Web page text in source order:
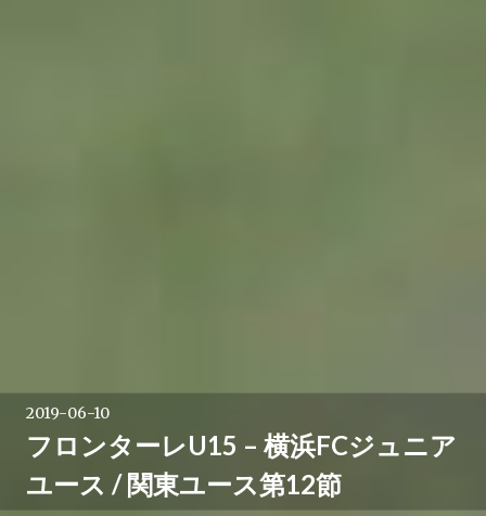
2019-06-10
フロンターレU15 – 横浜FCジュニア
ユース / 関東ユース第12節